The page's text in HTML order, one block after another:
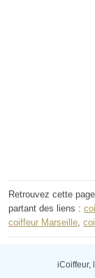
Retrouvez cette
partant des liens :
coiffeur Marseille,
iCoiffeur,